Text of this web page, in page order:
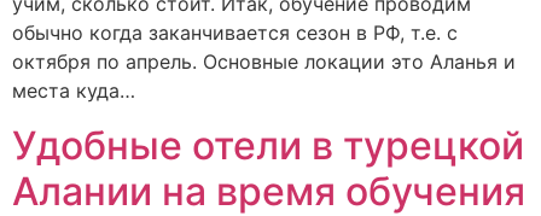
обычно когда заканчивается сезон в РФ, т.е. с
октября по апрель. Основные локации это Аланья и
места куда…
Удобные отели в турецкой
Алании на время обучения